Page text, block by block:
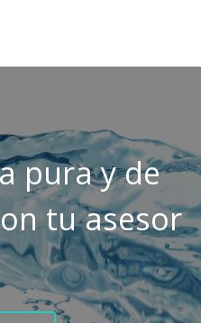
pura y de
tu asesor